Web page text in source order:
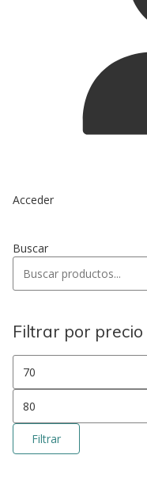
Acceder
Buscar
Filtrar por precio
Precio mínimo
Precio máximo
Filtrar